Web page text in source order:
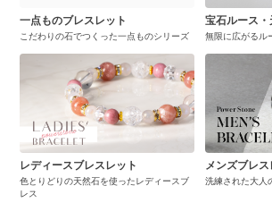
一点ものブレスレット
こだわりの石でつくった一点ものシリーズ
宝石ルース
無限に広がるル
レディースブレスレット
色とりどりの天然石を使ったレディースブ
レス
メンズブレス
洗練された大人